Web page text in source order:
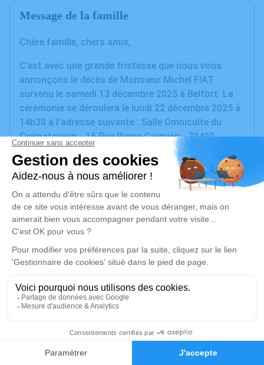
Faire-part Hommages
Message de la famille
Chère famille, chers amis,
C’est avec une grande tristesse que nous vous
annonçons le décès de Monsieur Michel FIAT
survenu le samedi 13 décembre 2025 à Belfort. La
cérémonie se déroulera le lundi 22 décembre 2025 à
14h30 à l’adresse suivante : Salle Omniculte du
Crématorium - 15 Rue Pierre Carmien - 70400
Héricourt.
Nous vous invitons à utiliser cet espace pour
laisser vos condoléances, partager des photos
souvenirs, une anecdote ou exprimer vos pensées à
travers des poèmes ou des textes. Cet endroit est
un lieu d'expression dédié à honorer la mémoire de
Michel FIAT.
lundi 22 décembre 2025 à 14h30
Salle Omniculte du Crématorium d'Héricourt
15 Rue Pierre Carmien